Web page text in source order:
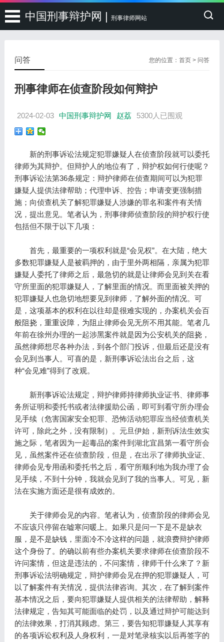
中国刑事辩护网 | 刑事律师网站
您的位置：首页 > 问答
问答
刑事律师在侦查阶段如何辩护
2024-02-03 中国刑事辩护网 赵荔 5300人已围观
新的刑事诉讼法规定犯罪嫌疑人在侦查阶段就可以委托
律师为其辩护。但辩护人的地位有了，辩护权如何行使呢？
刑事诉讼法第36条规定：辩护律师在侦查期间可以为犯罪
嫌疑人提供法律帮助；代理申诉、控告；申请变更强制措
施；向侦查机关了解犯罪嫌疑人涉嫌的罪名和案件有关情
况，提出意见。笔者认为，刑事律师侦查阶段的辩护权行使
包括但不限于以下几项：
首先，最重要的一项权利就是“会见权”。在大陆，绝大
多数犯罪嫌疑人是被羁押的，由于里外两相隔，亲属为犯罪
嫌疑人委托了律师之后，最急切的就是让律师会见到关在看
守所里面的犯罪嫌疑人，了解里面的情况。而里面被关押的
犯罪嫌疑人也急切地想要见到律师，了解外面的情况。可
是，这项基本的权利在以往却是很难实现的，办案机关会百
般阻挠，重重设障，为阻止律师会见无所不用其能。笔者几
年前在徐州办理的一起涉黑案件就是因为公安机关的阻挠，
虽然律师想尽各种办法，到各个部门投诉，但最后还是没有
会见到当事人。可喜的是，新刑事诉讼法出台之后，这
种“会见难”得到了改观。
新刑事诉讼法规定，辩护律师持律师执业证书、律师事
务所证明和委托书或者法律援助公函，即可到看守所办理会
见手续（危害国家安全犯罪、恐怖活动犯罪应当经侦查机关
许可，除此之外，没有限制）。元旦伊始，新刑诉法生效实
施之际，笔者因为一起毒品的案件到湖北宜昌第一看守所会
见，虽然案件还在侦查阶段，但是，在出示了律师执业证、
律师会见专用函和委托书之后，看守所顺利地为我办理了会
见手续，不到十分钟，我就会见到了我的当事人。可见，新
法在实施方面还是很有成效的。
关于律师会见的内容。笔者认为，侦查阶段的律师会见
不应该只停留在嘘寒问暖上。如果只是问一下是不是缺衣
服，是不是缺钱，里面冷不冷这样的问题，就浪费辩护律师
这个身份了。的确以前有些办案机关要求律师在侦查阶段不
许问案情，但这是违法的，不问案情，律师干什么来了？新
刑事诉讼法明确规定，辩护律师会见在押的犯罪嫌疑人，可
以了解案件有关情况，提供法律咨询。其次，在了解到案件
基本情况之后，要向犯罪嫌疑人提供相关的法律帮助，解释
法律规定，告知其可能面临的处罚，以及通过辩护可能达到
的法律效果，打消其顾虑。第三，要告知犯罪嫌疑人其享有
的各项诉讼权利及人身权利，一是对笔录核实以后再签字的